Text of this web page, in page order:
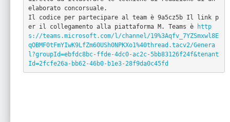
elaborato concorsuale.
Il codice per partecipare al team è 9a5cz5b Il link p
er il collegamento alla piattaforma M. Teams è
http
s://teams.microsoft.com/l/channel/19%3Aqfv_7YZSmxwl8E
qOBMF0tFmYIwK9LfZm60USh0NPKXo1%40thread.tacv2/Genera
l?groupId=ebfdc8bc-ffde-4dc0-ac2c-5bb83126f24f&tenant
Id=2fcfe26a-bb62-46b0-b1e3-28f9da0c45fd